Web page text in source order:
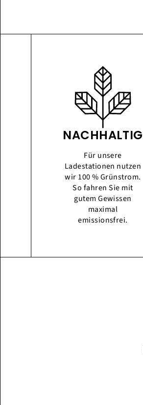
NACHHALTIG
Für unsere
Ladestationen nutzen
wir 100 % Grünstrom.
So fahren Sie mit
gutem Gewissen
maximal
emissionsfrei.